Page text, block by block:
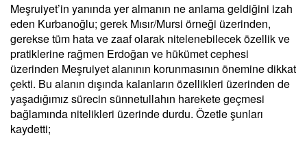
Meşruiyet’in yanında yer almanın ne anlama geldiğini izah
eden Kurbanoğlu; gerek Mısır/Mursi örneği üzerinden,
gerekse tüm hata ve zaaf olarak nitelenebilecek özellik ve
pratiklerine rağmen Erdoğan ve hükümet cephesi
üzerinden Meşruiyet alanının korunmasının önemine dikkat
çekti. Bu alanın dışında kalanların özellikleri üzerinden de
yaşadığımız sürecin sünnetullahın harekete geçmesi
bağlamında nitelikleri üzerinde durdu. Özetle şunları
kaydetti;